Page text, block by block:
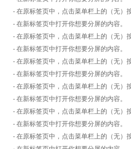
- 在原标签页中，点击菜单栏上的（无）
- 在新标签页中打开你想要分屏的内容。
- 在原标签页中，点击菜单栏上的（无）
- 在新标签页中打开你想要分屏的内容。
- 在原标签页中，点击菜单栏上的（无）
- 在新标签页中打开你想要分屏的内容。
- 在原标签页中，点击菜单栏上的（无）
- 在新标签页中打开你想要分屏的内容。
- 在原标签页中，点击菜单栏上的（无）
- 在新标签页中打开你想要分屏的内容。
- 在原标签页中，点击菜单栏上的（无）